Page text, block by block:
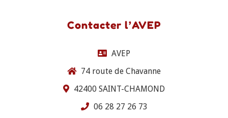
Contacter l’AVEP
AVEP
74 route de Chavanne
42400 SAINT-CHAMOND
06 28 27 26 73